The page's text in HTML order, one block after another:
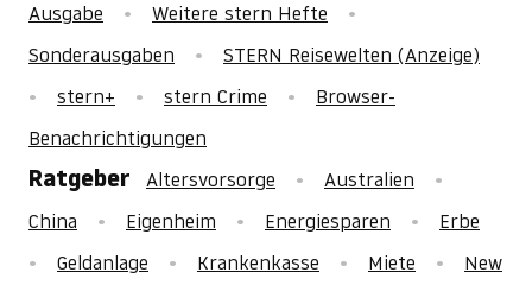
Ausgabe
Weitere stern Hefte
Sonderausgaben
STERN Reisewelten (Anzeige)
stern+
stern Crime
Browser-
Benachrichtigungen
Ratgeber Altersvorsorge
Australien
China
Eigenheim Energiesparen
Erbe
Geldanlage
Krankenkasse Miete
New